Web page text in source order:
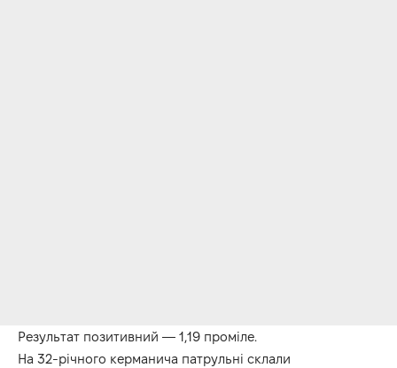
Результат позитивний — 1,19 проміле.
На 32-річного керманича патрульні склали